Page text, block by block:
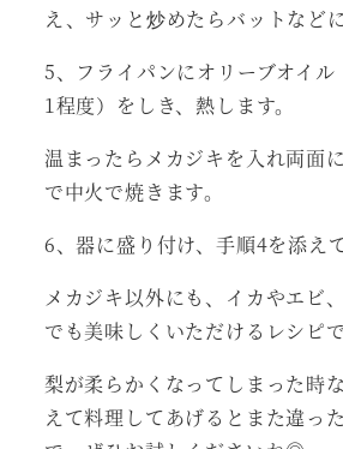
え、サッと炒めたらバットなど
5、フライパンにオリーブオイル
1程度）をしき、熱します。
温まったらメカジキを入れ両面
で中火で焼きます。
6、器に盛り付け、手順4を添え
メカジキ以外にも、イカやエビ
でも美味しくいただけるレシピで
梨が柔らかくなってしまった時
えて料理してあげるとまた違っ